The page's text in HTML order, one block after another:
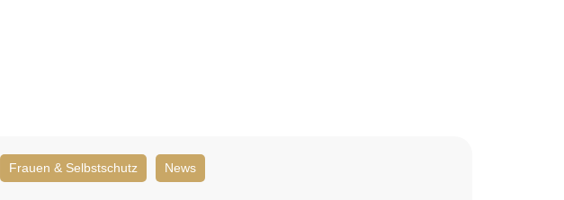
Frauen & Selbstschutz News